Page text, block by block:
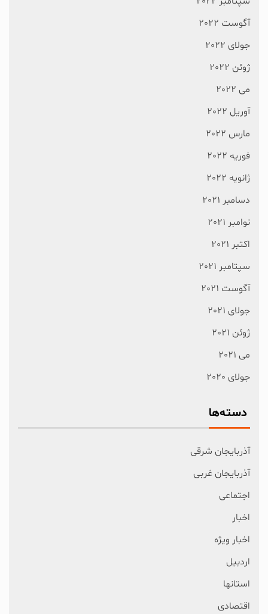
آگوست 2022
جولای 2022
ژوئن 2022
می 2022
آوریل 2022
مارس 2022
فوریه 2022
ژانویه 2022
دسامبر 2021
نوامبر 2021
اکتبر 2021
سپتامبر 2021
آگوست 2021
جولای 2021
ژوئن 2021
می 2021
جولای 2020
دسته‌ها
آذربایجان شرقی
آذربایجان غربی
اجتماعی
اخبار
اخبار ویژه
اردبیل
استانها
اقتصادی